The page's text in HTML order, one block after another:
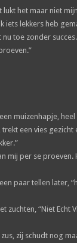
het maar niet
iets lekkers heb
toe zonder
muizenhapje,
een vies
mij per se proeven.
paar tellen later,
zuchten, “Niet Echt
zij schudt nog